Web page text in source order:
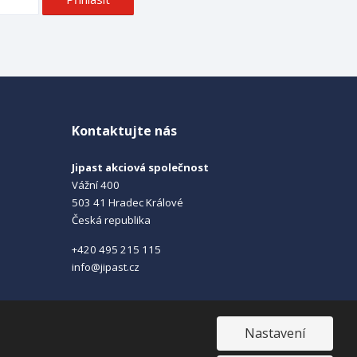
Nastavení
Kontaktujte nás
Jipast akciová společnost
Vážní 400
503 41 Hradec Králové
Česká republika
+420 495 215 115
info@jipast.cz